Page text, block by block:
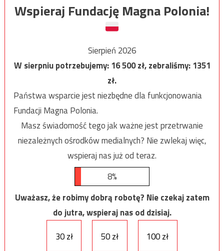
Wspieraj Fundację Magna Polonia!
Sierpień 2026
W sierpniu potrzebujemy:16 500zł, zebraliśmy:1351
zł.
Państwa wsparcie jest niezbędne dla funkcjonowania
Fundacji Magna Polonia.
Masz świadomość tego jak ważne jest przetrwanie
niezależnych ośrodków medialnych? Nie zwlekaj więc,
wspieraj nas już od teraz.
8%
Uważasz, że robimy dobrą robotę? Nie czekaj zatem
do jutra, wspieraj nas od dzisiaj.
30 zł
50 zł 100 zł